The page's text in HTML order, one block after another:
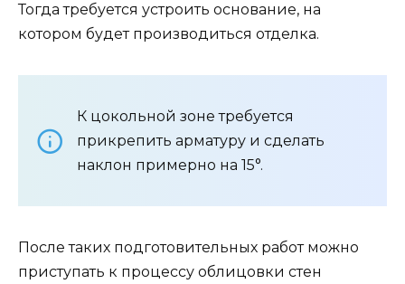
Тогда требуется устроить основание, на
котором будет производиться отделка.
К цокольной зоне требуется
прикрепить арматуру и сделать
наклон примерно на 15°.
После таких подготовительных работ можно
приступать к процессу облицовки стен